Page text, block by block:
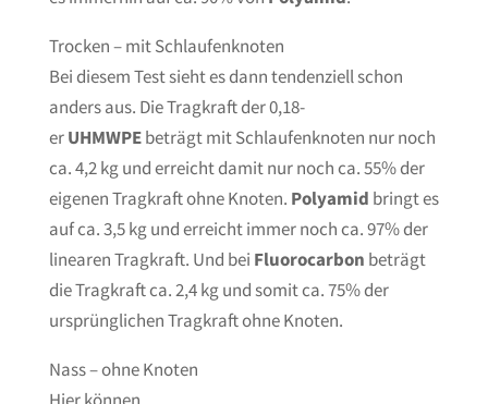
Trocken – mit Schlaufenknoten
Bei diesem Test sieht es dann tendenziell schon
anders aus. Die Tragkraft der 0,18-
erUHMWPEbeträgt mit Schlaufenknoten nur noch
ca. 4,2 kg und erreicht damit nur noch ca. 55% der
eigenen Tragkraft ohne Knoten. Polyamid bringt es
auf ca. 3,5 kg und erreicht immer noch ca. 97% der
linearen Tragkraft. Und bei Fluorocarbon beträgt
die Tragkraft ca. 2,4 kg und somit ca. 75% der
ursprünglichen Tragkraft ohne Knoten.
Nass – ohne Knoten